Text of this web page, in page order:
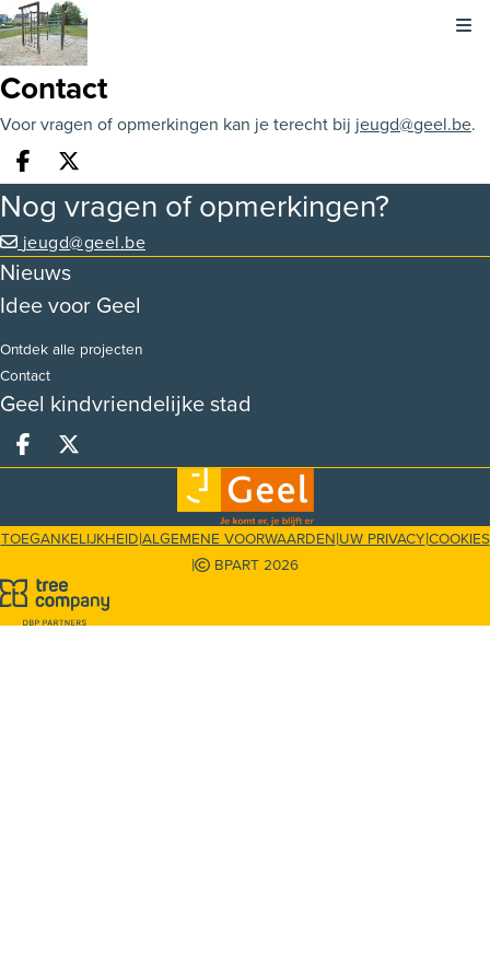
Contact
Voor vragen of opmerkingen kan je terecht bij jeugd@geel.be.
Deel op facebook
Deel op X
Nog vragen of opmerkingen?
jeugd@geel.be
Nieuws
Idee voor Geel
Ontdek alle projecten
Contact
Geel kindvriendelijke stad
Deel op facebook
Deel op X
TOEGANKELIJKHEID|ALGEMENE VOORWAARDEN|UW PRIVACY|COOKIES
| BPART 2026